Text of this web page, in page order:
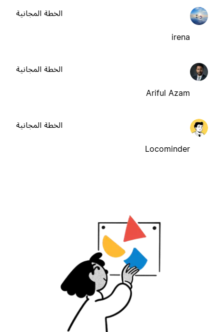
irena
الخطة المجانية
Ariful Azam
الخطة المجانية
Locominder
الخطة المجانية